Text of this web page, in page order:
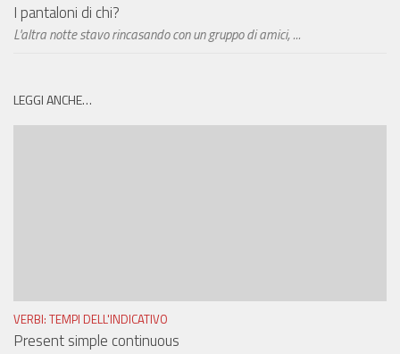
I pantaloni di chi?
L'altra notte stavo rincasando con un gruppo di amici, ...
LEGGI ANCHE…
VERBI: TEMPI DELL'INDICATIVO
Present simple continuous